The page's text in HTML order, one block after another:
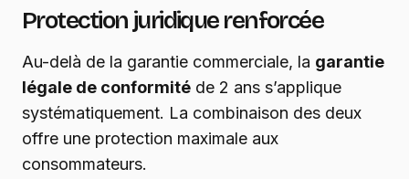
Protection juridique renforcée
Au-delà de la garantie commerciale, la garantie
légale de conformité de 2 ans s’applique
systématiquement. La combinaison des deux
offre une protection maximale aux
consommateurs.